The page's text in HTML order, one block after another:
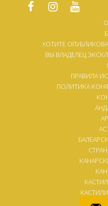
ХОТИТЕ
ВЫ ВЛАДЕЛЕЦ
ПРАВИЛА
ПОЛИТИКА